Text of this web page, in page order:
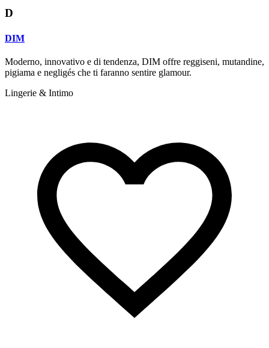
D
DIM
Moderno, innovativo e di tendenza, DIM offre reggiseni, mutandine,
pigiama e negligés che ti faranno sentire glamour.
Lingerie & Intimo